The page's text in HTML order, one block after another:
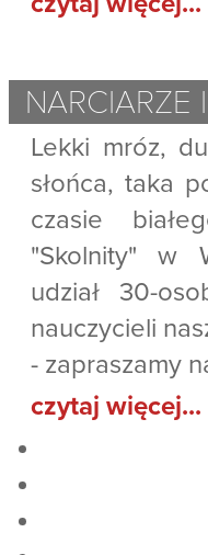
NARCIARZE
Lekki mróz,
słońca, taka
czasie
"Skolnity" w
udział 30-
nauczycieli
- zapraszamy
czytaj więcej...